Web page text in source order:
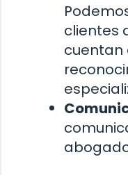
clientes
cuentan